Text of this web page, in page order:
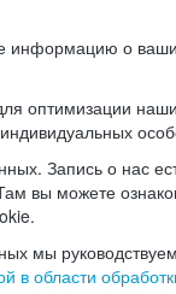
информацию о
оптимизации
Запись о нас
вы можете
мы
в области